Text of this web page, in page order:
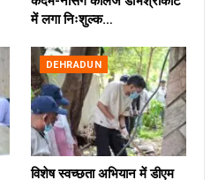
में लगा निःशुल्क…
DEHRADUN
विशेष स्वच्छता अभियान में डीएम